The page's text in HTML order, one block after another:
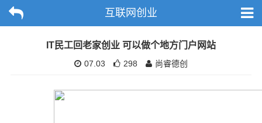
互联网创业
IT民工回老家创业 可以做个地方门户网站
07.03 298 尚睿德创